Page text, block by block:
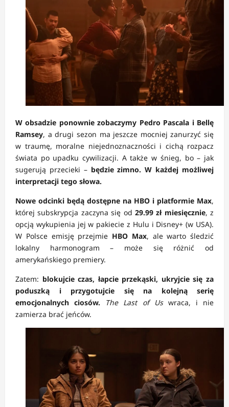
W obsadzie ponownie zobaczymy Pedro Pascala i Bellę
Ramsey, a drugi sezon ma jeszcze mocniej zanurzyć się
w traumę, moralne niejednoznaczności i cichą rozpacz
świata po upadku cywilizacji. A także w śnieg, bo – jak
sugerują przecieki – będzie zimno. W każdej możliwej
interpretacji tego słowa.
Nowe odcinki będą dostępne na HBO i platformie Max,
której subskrypcja zaczyna się od 29.99 zł miesięcznie, z
opcją wykupienia jej w pakiecie z Hulu i Disney+ (w USA).
W Polsce emisję przejmie HBO Max, ale warto śledzić
lokalny harmonogram – może się różnić od
amerykańskiego premiery.
Zatem: blokujcie czas, łapcie przekąski, ukryjcie się za
poduszką i przygotujcie się na kolejną serię
emocjonalnych ciosów.
The Last of Uswraca, i nie
zamierza brać jeńców.